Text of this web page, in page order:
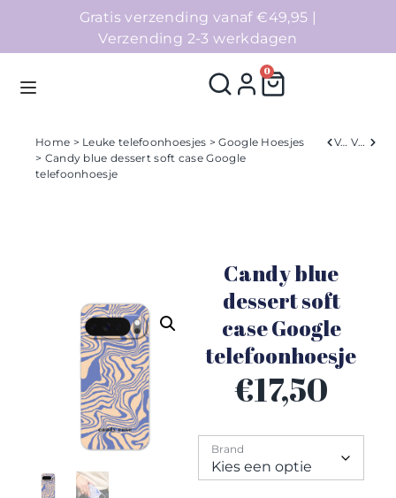
Gratis verzending vanaf €49,95 |
Verzending 2-3 werkdagen
0
Homepage
Collecties
Contact
Home > Leuke telefoonhoesjes >Google Hoesjes
> Candy blue dessert soft case Google
telefoonhoesje
Verleden Volgend
Candy blue
dessert soft
case Google
telefoonhoesje
€17,50
Brand